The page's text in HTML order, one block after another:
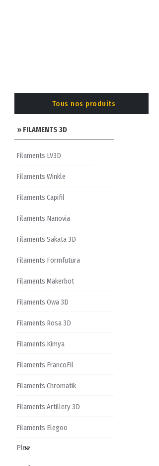
Tous nos produits
» FILAMENTS 3D
Filaments LV3D
Filaments Winkle
Filaments Capifil
Filaments Nanovia
Filaments Sakata 3D
Filaments Formfutura
Filaments Makerbot
Filaments Owa 3D
Filaments Rosa 3D
Filaments Kimya
Filaments FrancoFil
Filaments Chromatik
Filaments Artillery 3D
Filaments Elegoo